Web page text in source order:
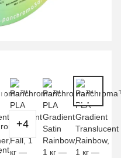
+4